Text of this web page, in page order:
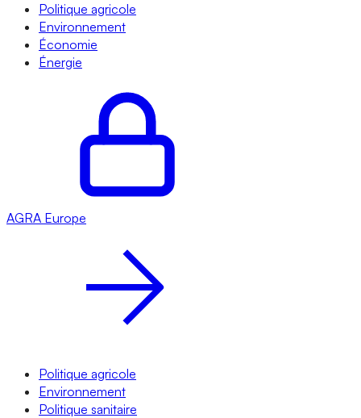
Politique agricole
Environnement
Économie
Énergie
AGRA Europe
Politique agricole
Environnement
Politique sanitaire